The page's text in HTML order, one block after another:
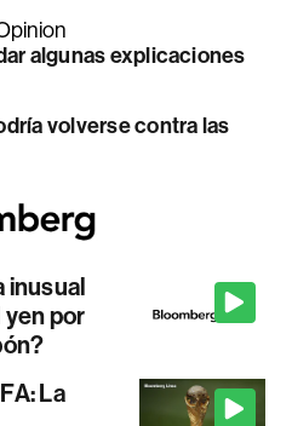
algunas explicaciones
volverse contra las
inusual
por
La